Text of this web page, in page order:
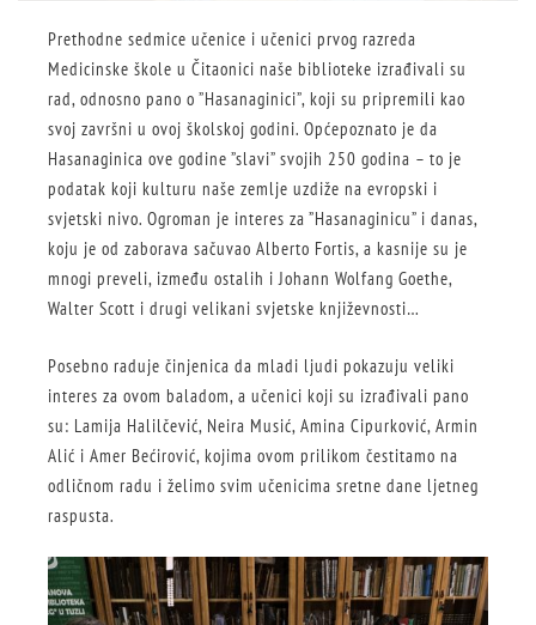
Prethodne sedmice učenice i učenici prvog razreda
Medicinske škole u Čitaonici naše biblioteke izrađivali su
rad, odnosno pano o ”Hasanaginici”, koji su pripremili kao
svoj završni u ovoj školskoj godini. Općepoznato je da
Hasanaginica ove godine ”slavi” svojih 250 godina – to je
podatak koji kulturu naše zemlje uzdiže na evropski i
svjetski nivo. Ogroman je interes za ”Hasanaginicu” i danas,
koju je od zaborava sačuvao Alberto Fortis, a kasnije su je
mnogi preveli, između ostalih i Johann Wolfang Goethe,
Walter Scott i drugi velikani svjetske književnosti…
Posebno raduje činjenica da mladi ljudi pokazuju veliki
interes za ovom baladom, a učenici koji su izrađivali pano
su: Lamija Halilčević, Neira Musić, Amina Cipurković, Armin
Alić i Amer Bećirović, kojima ovom prilikom čestitamo na
odličnom radu i želimo svim učenicima sretne dane ljetneg
raspusta.